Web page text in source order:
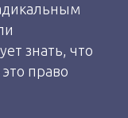
знать, что
право